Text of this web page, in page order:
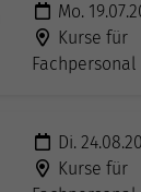
Mo.
Kurse für
Fachpersonal
Di.
Kurse für